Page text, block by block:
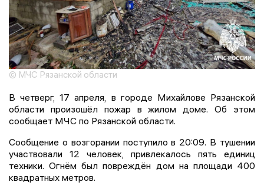
© МЧС Рязанской области
В четверг, 17 апреля, в городе Михайлове Рязанской
области произошёл пожар в жилом доме. Об этом
сообщает МЧС по Рязанской области.
Сообщение о возгорании поступило в 20:09. В тушении
участвовали 12 человек, привлекалось пять единиц
техники. Огнём был повреждён дом на площади 400
квадратных метров.